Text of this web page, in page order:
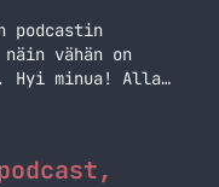
podcastin
vähän on
Hyi minua! Alla
muistilista ja
samalla.